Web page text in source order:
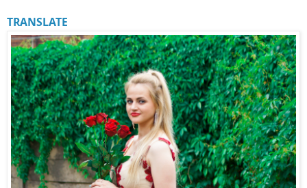
TRANSLATE